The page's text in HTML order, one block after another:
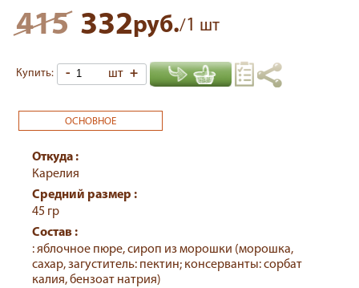
415 332руб./1 шт
Купить: - шт +
ОСНОВНОЕ
Откуда :
Карелия
Средний размер :
45 гр
Состав :
: яблочное пюре, сироп из морошки (морошка,
сахар, загуститель: пектин; консерванты: сорбат
калия, бензоат натрия)